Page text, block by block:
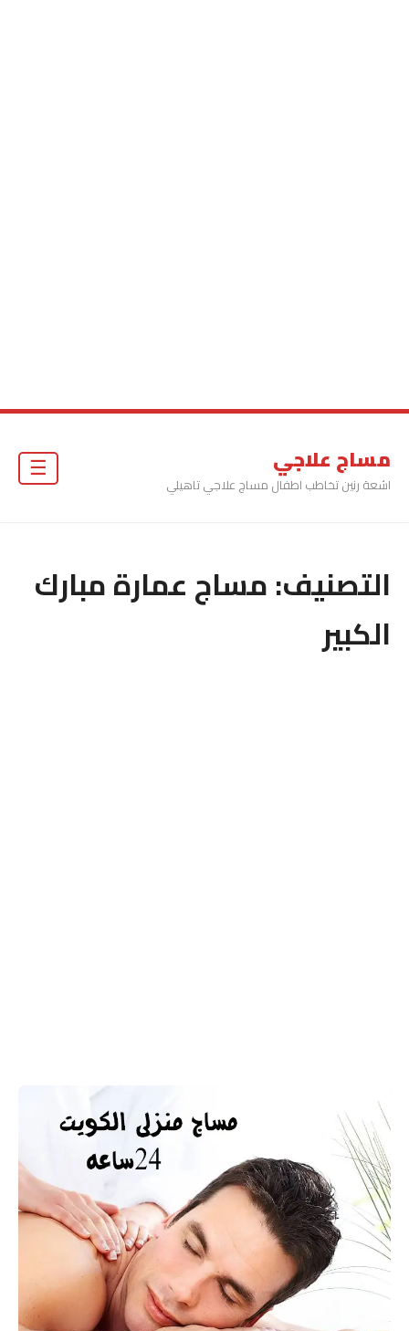
مساج علاجي
اشعة رنين تخاطب اطفال مساج علاجي تاهيلي
التصنيف:مساج عمارة مبارك
الكبير